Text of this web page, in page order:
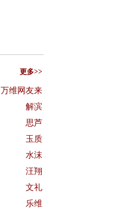
更多>>
万维网友来
解滨
思芦
玉质
水沫
汪翔
文礼
乐维